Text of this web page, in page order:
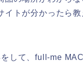
トが分かったら
して、full-me